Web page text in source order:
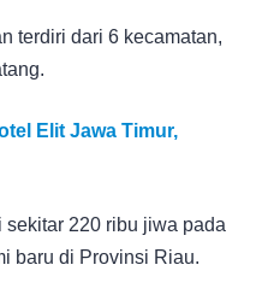
terdiri dari 6 kecamatan,
Elit Jawa Timur,
220 ribu jiwa pada
baru di Provinsi Riau.